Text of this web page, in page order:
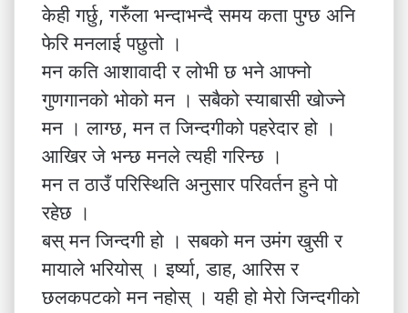
केही गर्छु, गरुँला भन्दाभन्दै समय कता पुग्छ अनि
फेरि मनलाई पछुतो ।
मन कति आशावादी र लोभी छ भने आफ्नो
गुणगानको भोको मन । सबैको स्याबासी खोज्ने
मन । लाग्छ, मन त जिन्दगीको पहरेदार हो ।
आखिर जे भन्छ मनले त्यही गरिन्छ ।
मन त ठाउँ परिस्थिति अनुसार परिवर्तन हुने पो
रहेछ ।
बस् मन जिन्दगी हो । सबको मन उमंग खुसी र
मायाले भरियोस् । इर्ष्या, डाह, आरिस र
छलकपटको मन नहोस् । यही हो मेरो जिन्दगीको